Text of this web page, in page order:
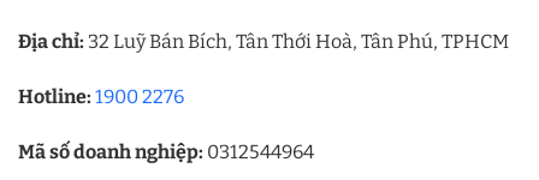
Địa chỉ: 32 Luỹ Bán Bích, Tân Thới Hoà, Tân Phú, TPHCM
Hotline: 1900 2276
Mã số doanh nghiệp: 0312544964